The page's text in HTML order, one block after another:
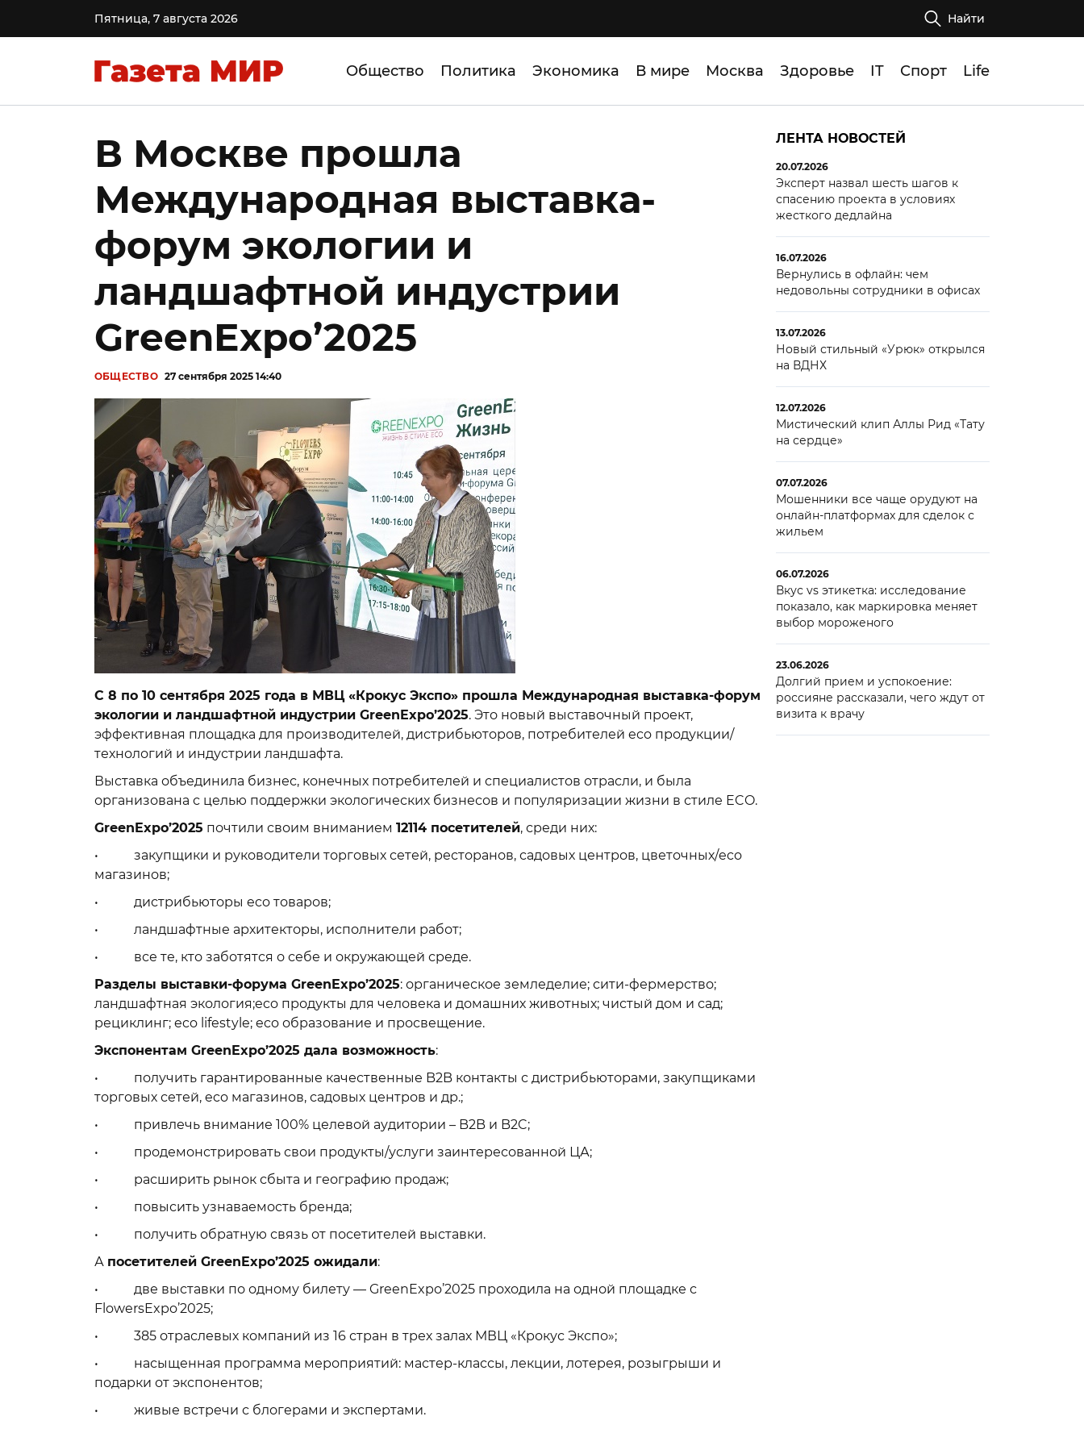
Пятница, 7 августа 2026 Найти
Общество Политика Экономика В мире Москва Здоровье IT Спорт Life
В Москве прошла
Международная выставка-
форум экологии и
ландшафтной индустрии
GreenExpo’2025
ОБЩЕСТВО 27 сентября 2025 14:40
С 8 по 10 сентября 2025 года в МВЦ «Крокус Экспо» прошла Международная выставка-форум
экологии и ландшафтной индустрии GreenExpo’2025. Это новый выставочный проект,
эффективная площадка для производителей, дистрибьюторов, потребителей eco продукции/
технологий и индустрии ландшафта.
Выставка объединила бизнес, конечных потребителей и специалистов отрасли, и была
организована с целью поддержки экологических бизнесов и популяризации жизни в стиле ECO.
GreenExpo’2025 почтили своим вниманием 12114 посетителей, среди них:
• закупщики и руководители торговых сетей, ресторанов, садовых центров, цветочных/eco
магазинов;
• дистрибьюторы eco товаров;
• ландшафтные архитекторы, исполнители работ;
• все те, кто заботятся о себе и окружающей среде.
Разделы выставки-форума GreenExpo’2025: органическое земледелие; сити-фермерство;
ландшафтная экология;eco продукты для человека и домашних животных; чистый дом и сад;
рециклинг; eco lifestyle; eco образование и просвещение.
Экспонентам GreenExpo’2025 дала возможность:
• получить гарантированные качественные B2B контакты с дистрибьюторами, закупщиками
торговых сетей, eco магазинов, садовых центров и др.;
• привлечь внимание 100% целевой аудитории – B2B и B2C;
• продемонстрировать свои продукты/услуги заинтересованной ЦА;
• расширить рынок сбыта и географию продаж;
• повысить узнаваемость бренда;
• получить обратную связь от посетителей выставки.
А посетителей GreenExpo’2025 ожидали:
• две выставки по одному билету — GreenExpo’2025 проходила на одной площадке с
FlowersExpo’2025;
• 385 отраслевых компаний из 16 стран в трех залах МВЦ «Крокус Экспо»;
• насыщенная программа мероприятий: мастер-классы, лекции, лотерея, розыгрыши и
подарки от экспонентов;
• живые встречи с блогерами и экспертами.
ЛЕНТА НОВОСТЕЙ
20.07.2026
Эксперт назвал шесть шагов к
спасению проекта в условиях
жесткого дедлайна
16.07.2026
Вернулись в офлайн: чем
недовольны сотрудники в офисах
13.07.2026
Новый стильный «Урюк» открылся
на ВДНХ
12.07.2026
Мистический клип Аллы Рид «Тату
на сердце»
07.07.2026
Мошенники все чаще орудуют на
онлайн-платформах для сделок с
жильем
06.07.2026
Вкус vs этикетка: исследование
показало, как маркировка меняет
выбор мороженого
23.06.2026
Долгий прием и успокоение:
россияне рассказали, чего ждут от
визита к врачу